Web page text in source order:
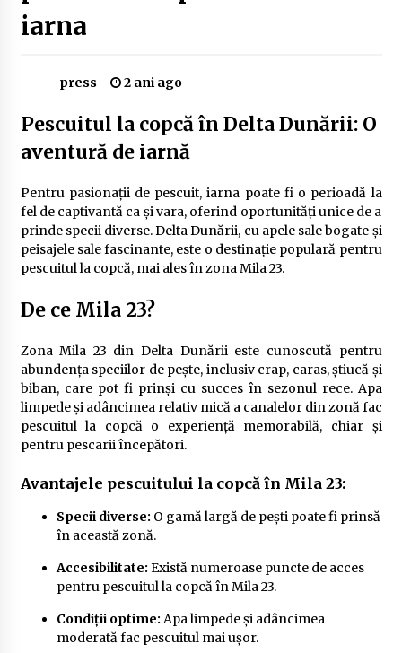
Cele mai bune locuri pentru pescuitul crapului
2 ani ago
Cum să alegi firul de pescuit perfect pentru
2 ani ago
Uloga lokalne ekonomije u razvoju zajednice
2 ani ago
Cotele Dunării: Monitorizare și Prognoze
Hidrologice prin DanubeAlert.com
iarna
press 2 ani ago
Pescuitul la copcă în Delta Dunării: O
aventură de iarnă
Pentru pasionații de pescuit, iarna poate fi o perioadă la
fel de captivantă ca și vara, oferind oportunități unice de a
prinde specii diverse. Delta Dunării, cu apele sale bogate și
peisajele sale fascinante, este o destinație populară pentru
pescuitul la copcă, mai ales în zona Mila 23.
De ce Mila 23?
Zona Mila 23 din Delta Dunării este cunoscută pentru
abundența speciilor de pește, inclusiv crap, caras, știucă și
biban, care pot fi prinși cu succes în sezonul rece. Apa
limpede și adâncimea relativ mică a canalelor din zonă fac
pescuitul la copcă o experiență memorabilă, chiar și
pentru pescarii începători.
Avantajele pescuitului la copcă în Mila 23:
Specii diverse: O gamă largă de pești poate fi prinsă
în această zonă.
Accesibilitate: Există numeroase puncte de acces
pentru pescuitul la copcă în Mila 23.
Condiții optime: Apa limpede și adâncimea
moderată fac pescuitul mai ușor.